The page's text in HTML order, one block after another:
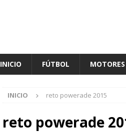
INICIO FÚTBOL MOTORES
INICIO reto powerade 2015
reto powerade